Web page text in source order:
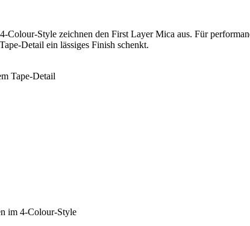
Colour-Style zeichnen den First Layer Mica aus. Für
Detail ein lässiges Finish schenkt.
Tape-Detail
im 4-Colour-Style